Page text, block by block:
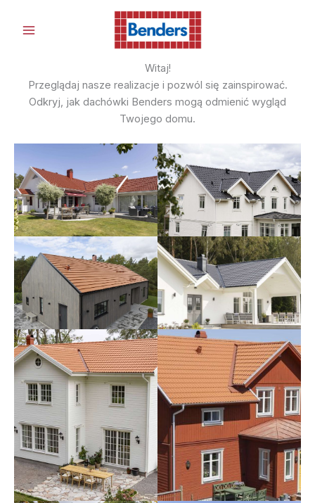
Witaj!
Przeglądaj nasze realizacje i pozwól się zainspirować.
Odkryj, jak dachówki Benders mogą odmienić wygląd
Twojego domu.